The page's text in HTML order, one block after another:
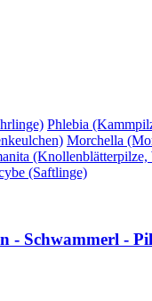
Phlebia
Morchella
(Knollenblätterpilze,
(Saftlinge)
- Schwammerl -